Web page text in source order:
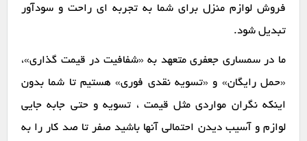
فروش لوازم منزل برای شما به تجربه ای راحت و سودآور
تبدیل شود.
ما در سمساری جعفری متعهد به «شفافیت در قیمت گذاری»،
«حمل رایگان» و «تسویه نقدی فوری» هستیم تا شما بدون
اینکه نگران مواردی مثل قیمت ، تسویه و حتی جابه جایی
لوازم و آسیب دیدن احتمالی آنها باشید صفر تا صد کار را به